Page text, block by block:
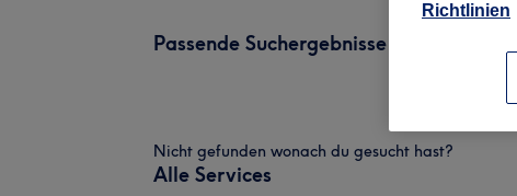
Passende Suchergebnisse
Nicht gefunden wonach du gesucht hast?
Alle Services
Richtlinien